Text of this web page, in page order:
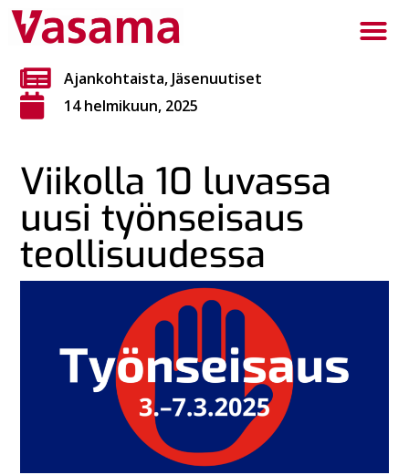
Ajankohtaista, Jäsenuutiset
14 helmikuun, 2025
Viikolla 10 luvassa
uusi työnseisaus
teollisuudessa